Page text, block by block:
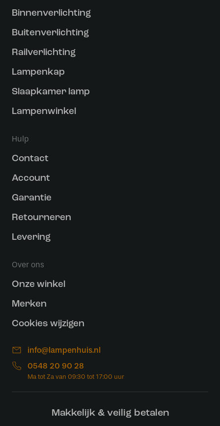
Binnenverlichting
Buitenverlichting
Railverlichting
Lampenkap
Slaapkamer lamp
Lampenwinkel
Hulp
Contact
Account
Garantie
Retourneren
Levering
Over ons
Onze winkel
Merken
Cookies wijzigen
info@lampenhuis.nl
0548 20 90 28
Makkelijk & veilig betalen